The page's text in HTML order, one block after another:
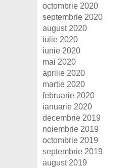
octombrie 2020
septembrie 2020
august 2020
iulie 2020
iunie 2020
mai 2020
aprilie 2020
martie 2020
februarie 2020
ianuarie 2020
decembrie 2019
noiembrie 2019
octombrie 2019
septembrie 2019
august 2019